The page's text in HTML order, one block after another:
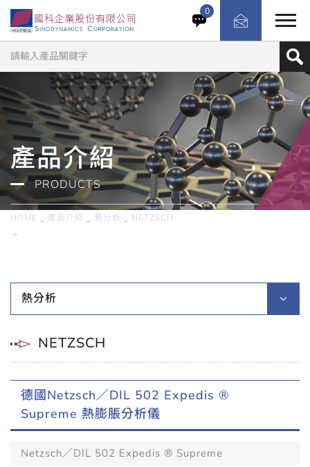
DIL 502 Expedis® Supreme 膨脹儀具備 -180°C 至
2800°C 超廣溫度範圍、自動長度檢測與手套箱版本，適用
氧敏性材料分析與高階熱膨脹測試。
0
產品介紹
PRODUCTS
HOME 產品介紹 熱分析
NETZSCH
熱分析
NETZSCH
德國Netzsch／DIL 502 Expedis ®
Supreme 熱膨脹分析儀
Netzsch／DIL 502 Expedis ® Supreme